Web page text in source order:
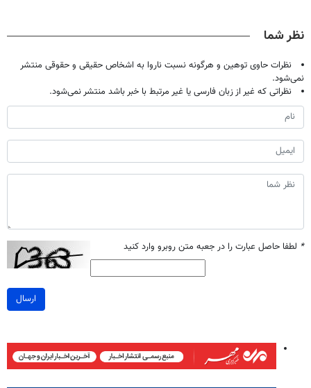
نظر شما
نظرات حاوی توهین و هرگونه نسبت ناروا به اشخاص حقیقی و حقوقی منتشر
نمی‌شود.
نظراتی که غیر از زبان فارسی یا غیر مرتبط با خبر باشد منتشر نمی‌شود.
* لطفا حاصل عبارت را در جعبه متن روبرو وارد کنید
ارسال